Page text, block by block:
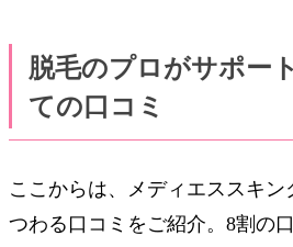
脱毛のプロがサポー
ての口コミ
ここからは、メディエススキン
つわる口コミをご紹介。8割の